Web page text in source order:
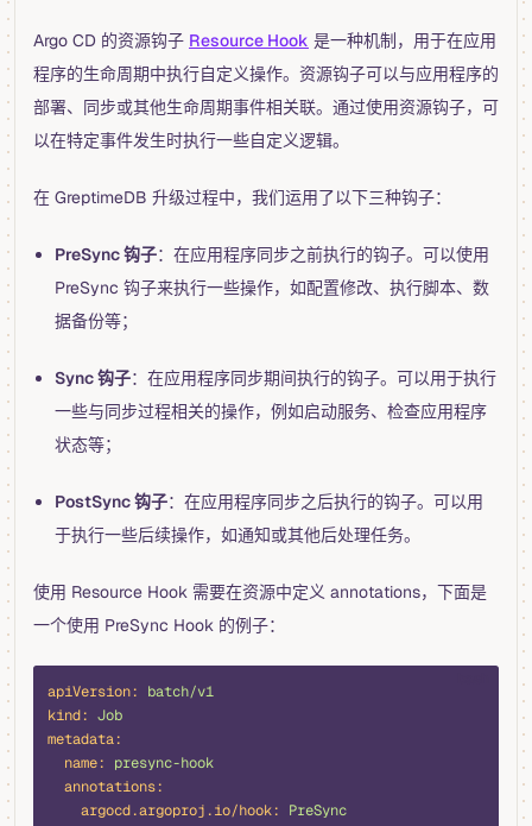
Argo CD 的资源钩子 Resource Hook 是一种机制，用于在应用
程序的生命周期中执行自定义操作。资源钩子可以与应用程序的
部署、同步或其他生命周期事件相关联。通过使用资源钩子，可
以在特定事件发生时执行一些自定义逻辑。
在 GreptimeDB 升级过程中，我们运用了以下三种钩子：
PreSync 钩子：在应用程序同步之前执行的钩子。可以使用
PreSync 钩子来执行一些操作，如配置修改、执行脚本、数
据备份等；
Sync 钩子：在应用程序同步期间执行的钩子。可以用于执行
一些与同步过程相关的操作，例如启动服务、检查应用程序
状态等；
PostSync 钩子：在应用程序同步之后执行的钩子。可以用
于执行一些后续操作，如通知或其他后处理任务。
使用 Resource Hook 需要在资源中定义 annotations，下面是
一个使用 PreSync Hook 的例子：
apiVersion:
batch/v1
kind: Job
metadata:
  name:
presync-hook
  annotations:
    argocd.argoproj.io/hook:
PreSync